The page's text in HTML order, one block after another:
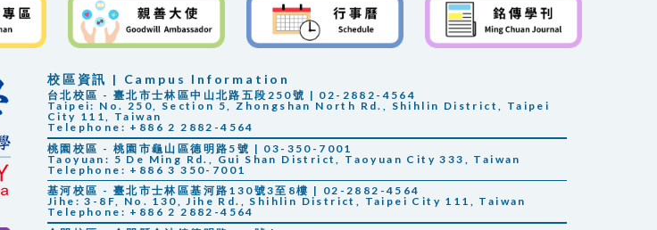
校區資訊 | Campus Information
台北校區 - 臺北市士林區中山北路五段250號 | 02-2882-4564
Taipei: No. 250, Section 5, Zhongshan North Rd., Shihlin District, Taipei
City 111, Taiwan
Telephone: +886 2 2882-4564
桃園校區 - 桃園市龜山區德明路5號 | 03-350-7001
Taoyuan: 5 De Ming Rd., Gui Shan District, Taoyuan City 333, Taiwan
Telephone: +886 3 350-7001
基河校區 - 臺北市士林區基河路130號3至8樓 | 02-2882-4564
Jihe: 3-8F, No. 130, Jihe Rd., Shihlin District, Taipei City 111, Taiwan
Telephone: +886 2 2882-4564